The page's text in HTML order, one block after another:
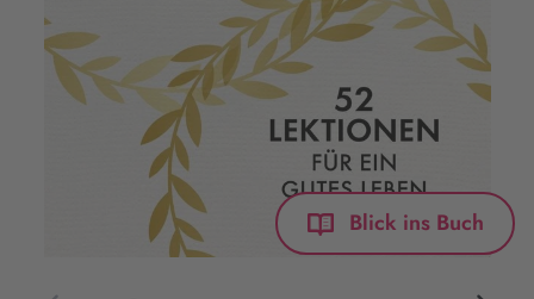
Blick ins Buch